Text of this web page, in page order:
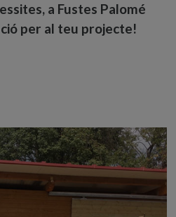
a Fustes Palomé
per al teu projecte!